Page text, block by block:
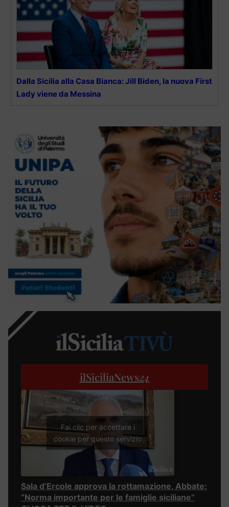
Dalla Sicilia alla Casa Bianca: Jill Biden, la nuova First
Lady viene da Messina
ilSiciliaNews24
Fai clic per accettare i
cookie per questo servizio
Sala d’Ercole approva la rottamazione, Abbate:
“Norma importante per le famiglie siciliane”